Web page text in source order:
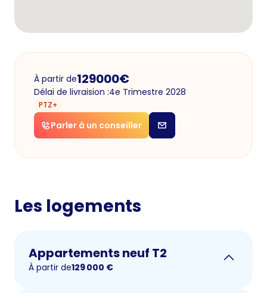
À partir de129000€
Délai de livraision :4e Trimestre 2028
PTZ+
Parler à un conseiller
Les logements
Appartements neuf T2
À partir de129 000 €